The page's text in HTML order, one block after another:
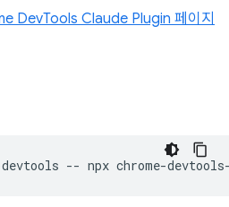
DevTools Claude Plugin 페이지
devtools -- npx